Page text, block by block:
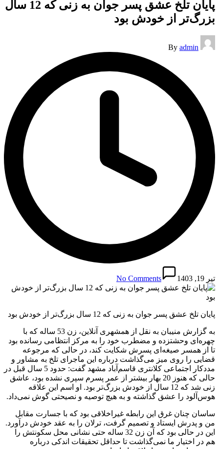
پایان تلخ عشق پسر جوان به زنی که 12 سال
بزرگ‌تر از خودش بود
Posted
by
By admin
تیر 19, 1403 No Comments
پایان تلخ عشق پسر جوان به زنی که 12 سال بزرگ‌تر از خودش بود
به گزارش منیبان به نقل از همشهری آنلاین، زن 53 ساله که با
چهره‌ای وحشتزده و مضطرب خود را به مرکز انتظامی رسانده بود
تا از همسر صیغه‌ای پسرش شکایت کند، در حالی که مرجوعه
قضایی را روی میز می‌گذاشت درباره این ماجرای تلخ به مشاور و
مددکار اجتماعی کلانتری قاسم‌آباد مشهد گفت: حدود 5 سال قبل در
حالی که هنوز 20 بهار بیشتر از عمر پسرم سپری نشده بود، عاشق
زنی شد که 12 سال از خودش بزرگ‌تر بود. او اسم این علاقه
هوس‌آلود را عشق گذاشته و به هیچ توصیه و نصیحتی گوش نمی‌داد.
ساسان چنان غرق این رابطه غیراخلاقی بود که با جسارت مقابل
من و پدرش ایستاد و تصمیم گرفت، ترلان را به عقد خودش درآورد.
این در حالی بود که آن زن 32 ساله حتی نشانی محل سکونتش را
هم در اختیار ما نمی‌گذاشت تا حداقل تحقیقات اندکی درباره